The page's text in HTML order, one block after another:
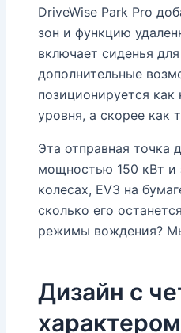
DriveWise Park Pro
зон и функцию
включает сиденья
дополнительные
позиционируется
уровня, а скорее как
Эта отправная точка
мощностью 150 кВт и
колесах, EV3 на
сколько его
режимы вождения?
Дизайн с
характером